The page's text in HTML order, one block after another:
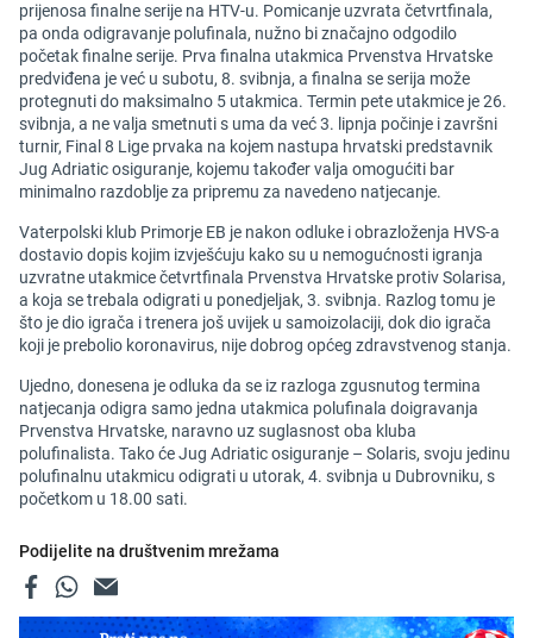
prijenosa finalne serije na HTV-u. Pomicanje uzvrata četvrtfinala,
pa onda odigravanje polufinala, nužno bi značajno odgodilo
početak finalne serije. Prva finalna utakmica Prvenstva Hrvatske
predviđena je već u subotu, 8. svibnja, a finalna se serija može
protegnuti do maksimalno 5 utakmica. Termin pete utakmice je 26.
svibnja, a ne valja smetnuti s uma da već 3. lipnja počinje i završni
turnir, Final 8 Lige prvaka na kojem nastupa hrvatski predstavnik
Jug Adriatic osiguranje, kojemu također valja omogućiti bar
minimalno razdoblje za pripremu za navedeno natjecanje.
Vaterpolski klub Primorje EB je nakon odluke i obrazloženja HVS-a
dostavio dopis kojim izvješćuju kako su u nemogućnosti igranja
uzvratne utakmice četvrtfinala Prvenstva Hrvatske protiv Solarisa,
a koja se trebala odigrati u ponedjeljak, 3. svibnja. Razlog tomu je
što je dio igrača i trenera još uvijek u samoizolaciji, dok dio igrača
koji je prebolio koronavirus, nije dobrog općeg zdravstvenog stanja.
Ujedno, donesena je odluka da se iz razloga zgusnutog termina
natjecanja odigra samo jedna utakmica polufinala doigravanja
Prvenstva Hrvatske, naravno uz suglasnost oba kluba
polufinalista. Tako će Jug Adriatic osiguranje – Solaris, svoju jedinu
polufinalnu utakmicu odigrati u utorak, 4. svibnja u Dubrovniku, s
početkom u 18.00 sati.
Podijelite na društvenim mrežama